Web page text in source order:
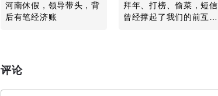
河南休假，领导带头，背
后有笔经济账
拜年、打榜、偷菜，短信
曾经撑起了我们的前互联
评论